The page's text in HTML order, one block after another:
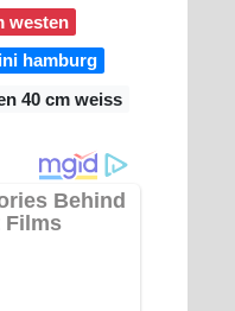
westen
hamburg
40 cm weiss